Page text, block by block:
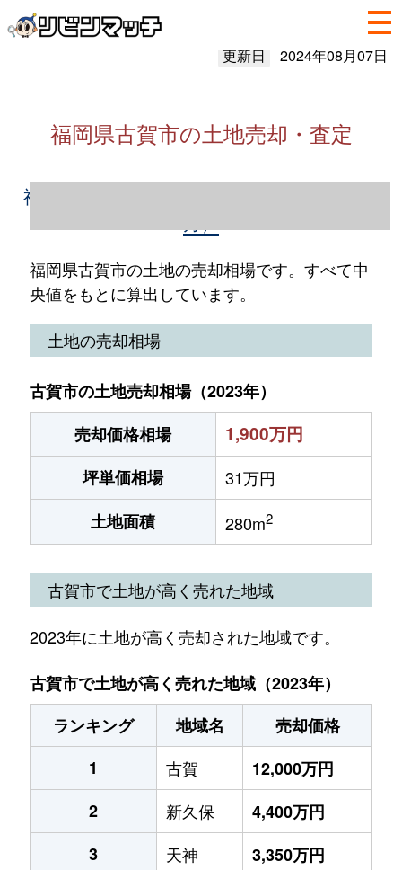
更新日 2024年08月07日
福岡県古賀市の土地売却・査定
福岡県古賀市の土地売却情報（2023年1～12
福岡県古賀市の土地の売却相場です。すべて中
央値をもとに算出しています。
土地の売却相場
古賀市の土地売却相場（2023年）
売却価格相場
1,900万円
坪単価相場
31万円
土地面積
280m2
古賀市で土地が高く売れた地域
2023年に土地が高く売却された地域です。
古賀市で土地が高く売れた地域（2023年）
ランキング
地域名
売却価格
1
古賀
12,000万円
2
新久保
4,400万円
3
天神
3,350万円